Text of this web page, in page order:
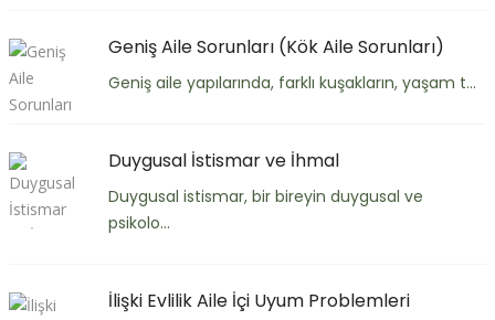
Geniş Aile Sorunları (Kök Aile Sorunları)
Geniş aile yapılarında, farklı kuşakların, yaşam t...
Duygusal İstismar ve İhmal
Duygusal istismar, bir bireyin duygusal ve
psikolo...
İlişki Evlilik Aile İçi Uyum Problemleri